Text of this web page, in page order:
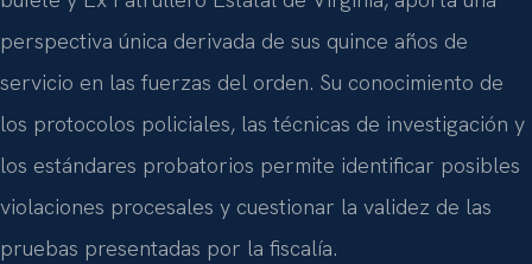
perspectiva única derivada de sus quince años de
servicio en las fuerzas del orden. Su conocimiento de
los protocolos policiales, las técnicas de investigación y
los estándares probatorios permite identificar posibles
violaciones procesales y cuestionar la validez de las
pruebas presentadas por la fiscalía.